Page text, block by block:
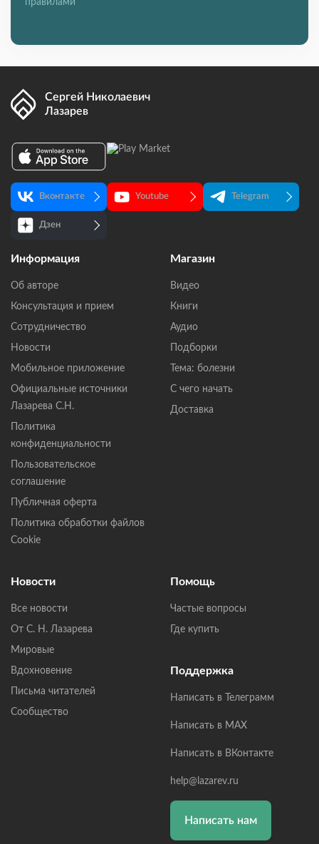
Сергей Николаевич
Лазарев
Вконтакте Youtube Telegram
Дзен
Информация
Об авторе
Консультация и прием
Сотрудничество
Новости
Мобильное приложение
Официальные источники
Лазарева С.Н.
Политика
конфиденциальности
Пользовательское
соглашение
Публичная оферта
Политика обработки файлов
Cookie
Магазин
Видео
Книги
Аудио
Подборки
Тема: болезни
С чего начать
Доставка
Новости
Все новости
От С. Н. Лазарева
Мировые
Вдохновение
Письма читателей
Сообщество
Помощь
Частые вопросы
Где купить
Поддержка
Написать в Телеграмм
Написать в MAX
Написать в ВКонтакте
help@lazarev.ru
Написать нам